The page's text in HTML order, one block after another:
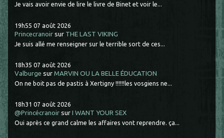
Je vais avoir envie de lire le livre de Binet et voir le...
19h55 07 août 2026
Princecranoir sur THE LAST VIKING
Je suis allé me renseigner sur le terrible sort de ces...
18h35 07 août 2026
Valburge surMARVIN OU LA BELLE ÉDUCATION
On ne boit pas de pastis à Xertigny !!!!!!les vosgiens ne...
18h31 07 août 2026
@Princécranoir surI WANT YOUR SEX
Oui après ce grand calme les affaires vont reprendre. ça...